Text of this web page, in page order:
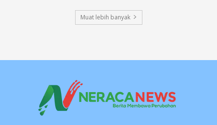
Muat lebih banyak